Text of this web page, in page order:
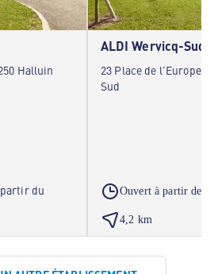
Halluin
du
ALDI Wervicq-Sud
23 Place de l'Europe
Sud
Ouvert à partir de
4,2 km